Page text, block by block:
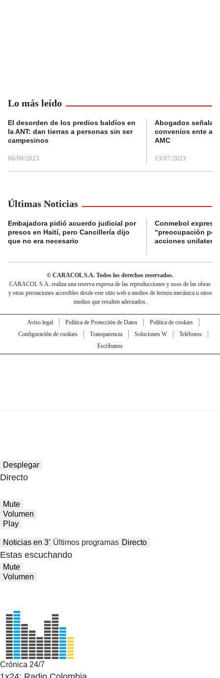
Lo más leído
El desorden de los predios baldíos en
la ANT: dan tierras a personas sin ser
campesinos
06/09/2023
Abogados
convenios ente
AMC
13/07/2023
Últimas Noticias
Embajadora pidió acuerdo judicial por
presos en Haití, pero Cancillería dijo
que no era necesario
Conmebol expresó
“preocupación
acciones
© CARACOL S.A. Todos los derechos reservados.
CARACOL S.A. realiza una reserva expresa de las reproducciones y usos de las obras
y otras prestaciones accesibles desde este sitio web a medios de lectura mecánica u otros
medios que resulten adecuados.
Aviso legal Política de Protección de Datos
Política de cookies
Configuración de cookies
Transparencia Soluciones W
Teléfonos
Escríbanos
Desplegar
Directo
Mute
Volumen
Play
Noticias en 3′ Últimos programas Directo
Estas escuchando
Mute
Volumen
Crónica 24/7